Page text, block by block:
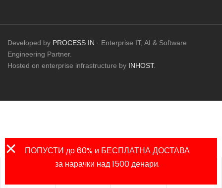
Developed by PROCESS IN · Enterprise IT, AI & Software
Engineering Partner.
Hosted on enterprise infrastructure by INHOST.
ПОПУСТИ до 60% и БЕСПЛАТНА ДОСТАВА
за нарачки над 1500 денари.